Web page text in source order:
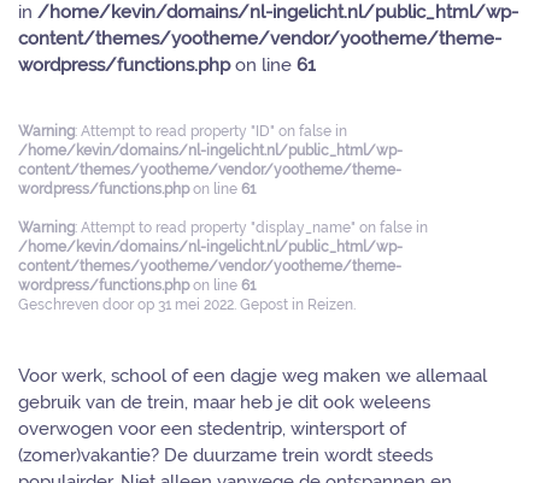
in /home/kevin/domains/nl-ingelicht.nl/public_html/wp-
content/themes/yootheme/vendor/yootheme/theme-
wordpress/functions.phpon line 61
Warning: Attempt to read property "ID" on false in
/home/kevin/domains/nl-ingelicht.nl/public_html/wp-
content/themes/yootheme/vendor/yootheme/theme-
wordpress/functions.phpon line 61
Warning: Attempt to read property "display_name" on false in
/home/kevin/domains/nl-ingelicht.nl/public_html/wp-
content/themes/yootheme/vendor/yootheme/theme-
wordpress/functions.phpon line 61
Geschreven door op 31 mei 2022. Gepost in Reizen.
Voor werk, school of een dagje weg maken we allemaal
gebruik van de trein, maar heb je dit ook weleens
overwogen voor een stedentrip, wintersport of
(zomer)vakantie? De duurzame trein wordt steeds